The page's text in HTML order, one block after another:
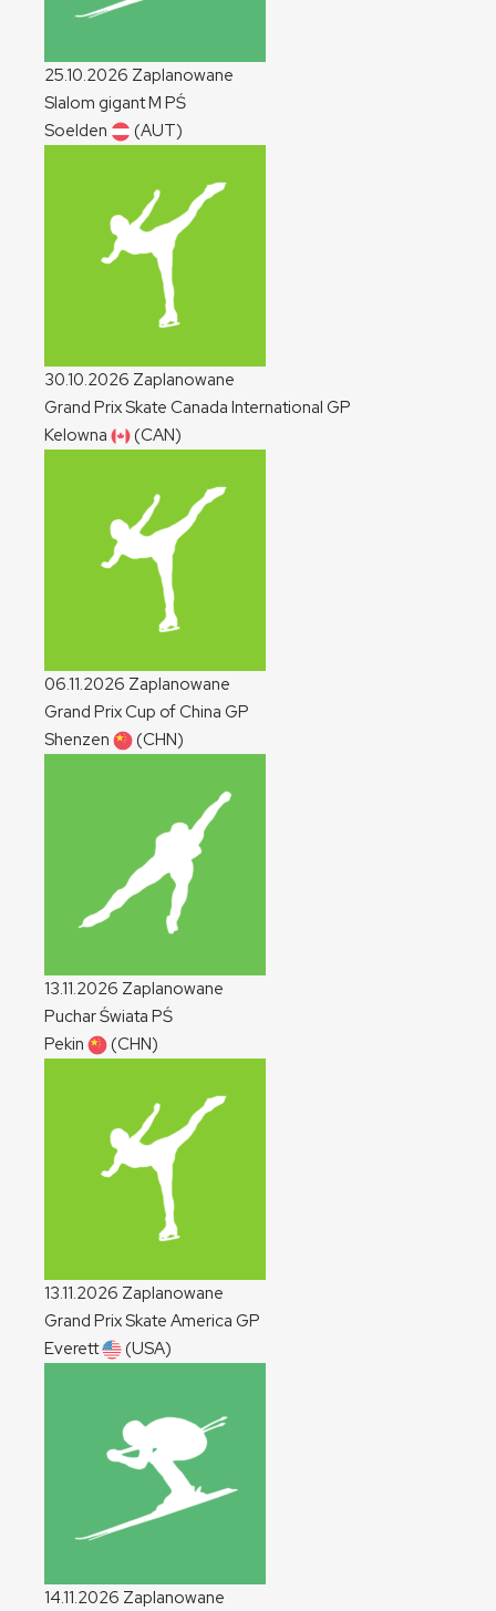
25.10.2026 Zaplanowane
Slalom gigantM PŚ
Soelden
(AUT)
30.10.2026 Zaplanowane
Grand Prix Skate Canada International GP
Kelowna
(CAN)
06.11.2026 Zaplanowane
Grand Prix Cup of China GP
Shenzen
(CHN)
13.11.2026 Zaplanowane
Puchar Świata PŚ
Pekin
(CHN)
13.11.2026 Zaplanowane
Grand Prix Skate America GP
Everett
(USA)
14.11.2026 Zaplanowane